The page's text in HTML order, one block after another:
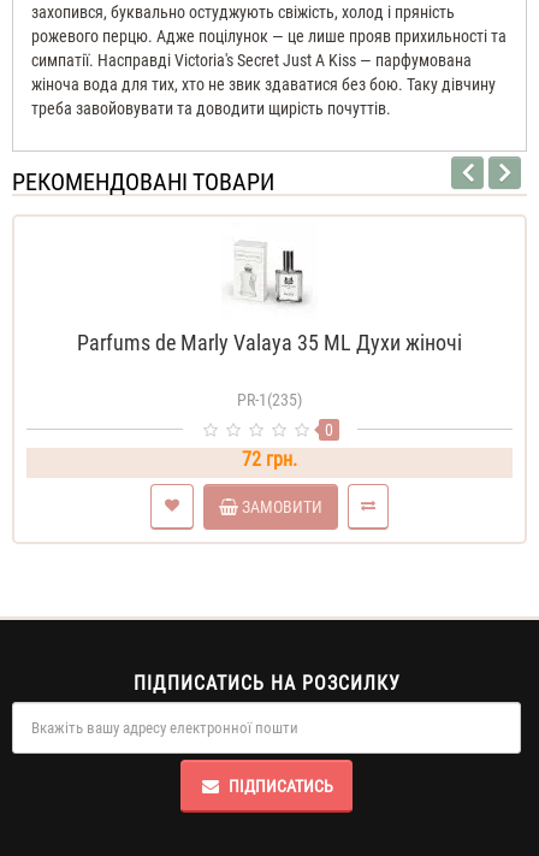
захопився, буквально остуджують свіжість, холод і пряність
рожевого перцю. Адже поцілунок — це лише прояв прихильності та
симпатії. Насправді Victoria's Secret Just A Kiss — парфумована
жіноча вода для тих, хто не звик здаватися без бою. Таку дівчину
треба завойовувати та доводити щирість почуттів.
РЕКОМЕНДОВАНІ ТОВАРИ
Parfums de Marly Valaya 35 ML Духи жіночі
PR-1(235)
0
72 грн.
ЗАМОВИТИ
ПІДПИСАТИСЬ НА РОЗСИЛКУ
ПІДПИСАТИСЬ